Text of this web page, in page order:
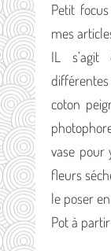
Petit
mes
IL
coton
vase pour
fleurs
le poser
Pot à